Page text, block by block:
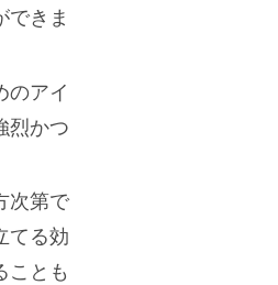
できま
のアイ
烈かつ
次第で
てる効
ことも